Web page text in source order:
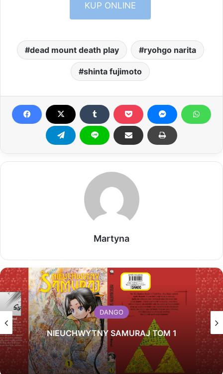
KUP ONLINE
dead mount death play ryohgo narita
shinta fujimoto
Martyna
DANGO
NIEUCHWYTNY SAMURAJ TOM 1